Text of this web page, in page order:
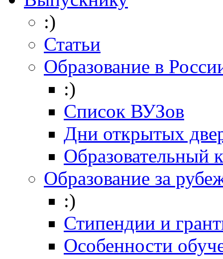
:)
Статьи
Образование в
:)
Список ВУЗов
Дни открытых
Образовательный
Образование за
:)
Стипендии и
Особенности